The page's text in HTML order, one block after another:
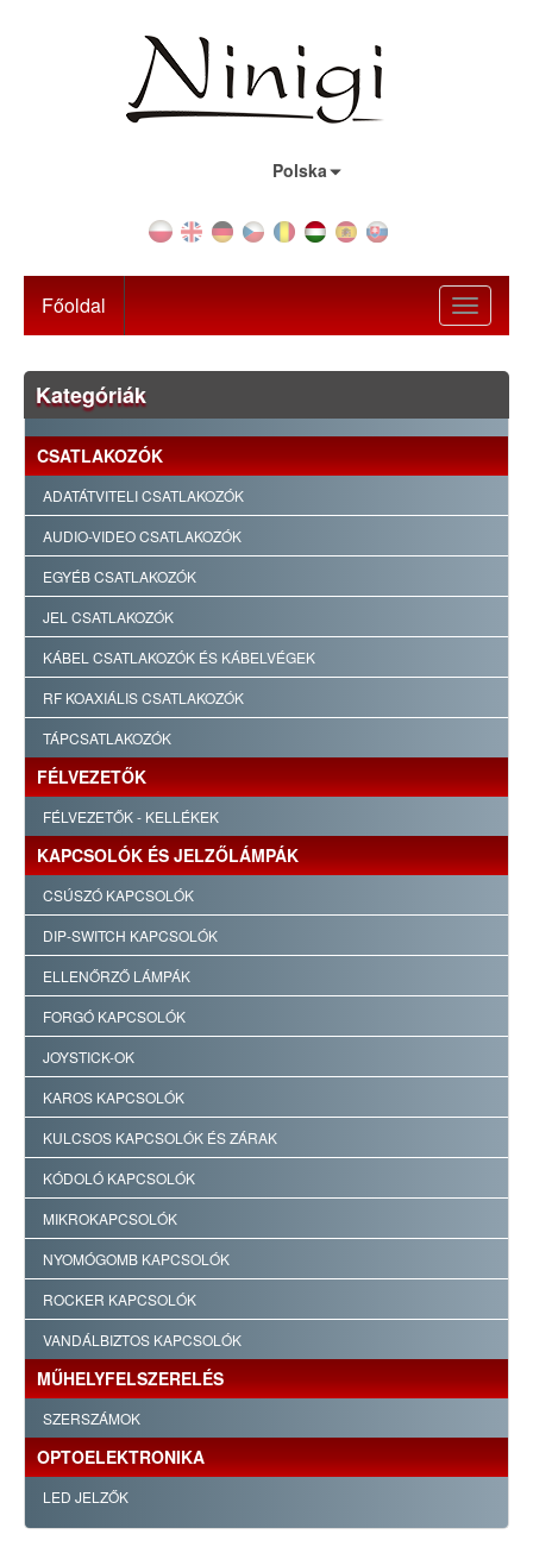
Polska
Toggle
Főoldal
Kategóriák
CSATLAKOZÓK
ADATÁTVITELI CSATLAKOZÓK
AUDIO-VIDEO CSATLAKOZÓK
EGYÉB CSATLAKOZÓK
JEL CSATLAKOZÓK
KÁBEL CSATLAKOZÓK ÉS KÁBELVÉGEK
RF KOAXIÁLIS CSATLAKOZÓK
TÁPCSATLAKOZÓK
FÉLVEZETŐK
FÉLVEZETŐK - KELLÉKEK
KAPCSOLÓK ÉS JELZŐLÁMPÁK
CSÚSZÓ KAPCSOLÓK
DIP-SWITCH KAPCSOLÓK
ELLENŐRZŐ LÁMPÁK
FORGÓ KAPCSOLÓK
JOYSTICK-OK
KAROS KAPCSOLÓK
KULCSOS KAPCSOLÓK ÉS ZÁRAK
KÓDOLÓ KAPCSOLÓK
MIKROKAPCSOLÓK
NYOMÓGOMB KAPCSOLÓK
ROCKER KAPCSOLÓK
VANDÁLBIZTOS KAPCSOLÓK
MŰHELYFELSZERELÉS
SZERSZÁMOK
OPTOELEKTRONIKA
LED JELZŐK